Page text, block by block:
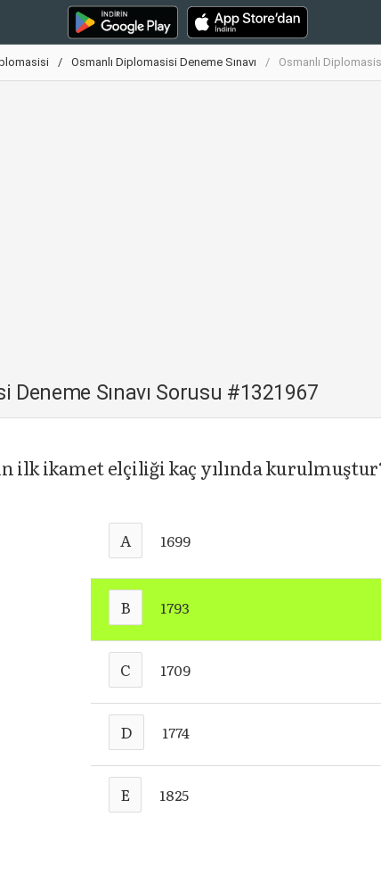
Osmanlı Diplomasisi Deneme Sınavı Osmanlı
Deneme Sınavı Sorusu #1321967
ilk ikamet elçiliği kaç yılında
A 1699
B 1793
C 1709
D 1774
E 1825